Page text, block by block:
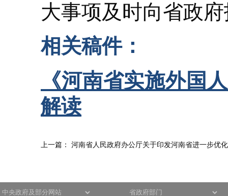
大事项及时向省政
相关稿件：
《河南省实施外国
解读
上一篇： 河南省人民政府办公厅关于印发河南省进一步优